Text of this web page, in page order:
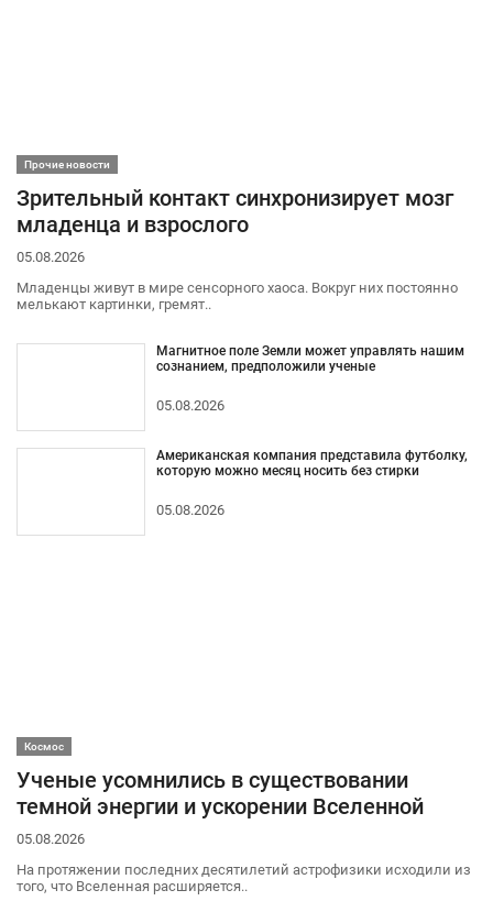
Прочие новости
Зрительный контакт синхронизирует мозг
младенца и взрослого
05.08.2026
Младенцы живут в мире сенсорного хаоса. Вокруг них постоянно
мелькают картинки, гремят..
Магнитное поле Земли может управлять нашим
сознанием, предположили ученые
05.08.2026
Американская компания представила футболку,
которую можно месяц носить без стирки
05.08.2026
Космос
Ученые усомнились в существовании
темной энергии и ускорении Вселенной
05.08.2026
На протяжении последних десятилетий астрофизики исходили из
того, что Вселенная расширяется..